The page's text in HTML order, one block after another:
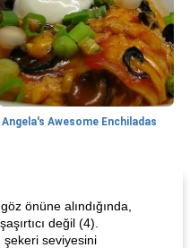
Angela's Awesome Enchiladas
önüne alındığında,
değil (4).
şekeri seviyesini